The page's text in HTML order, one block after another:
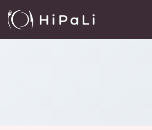
Reštaurácie Gazdovský dvor